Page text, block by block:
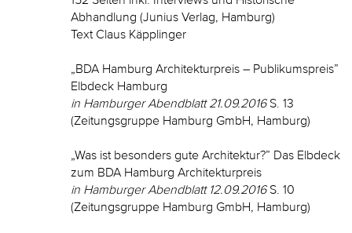
Abhandlung (Junius Verlag, Hamburg)
Text Claus Käpplinger
„BDA Hamburg Architekturpreis – Publikumspreis”
Elbdeck Hamburg
in Hamburger Abendblatt 21.09.2016S. 13
(Zeitungsgruppe Hamburg GmbH, Hamburg)
„Was ist besonders gute Architektur?” Das Elbdeck
zum BDA Hamburg Architekturpreis
in Hamburger Abendblatt 12.09.2016S. 10
(Zeitungsgruppe Hamburg GmbH, Hamburg)